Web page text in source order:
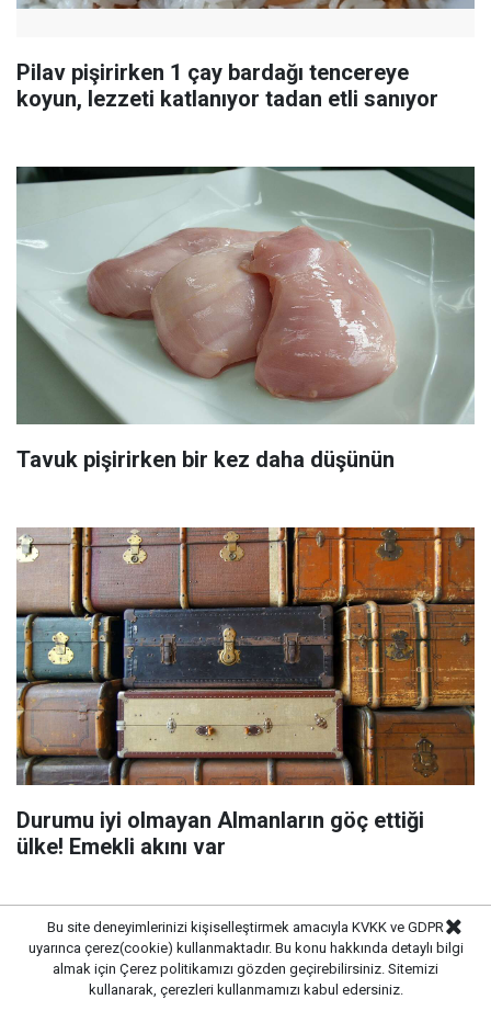
Pilav pişirirken 1 çay bardağı tencereye
koyun, lezzeti katlanıyor tadan etli sanıyor
Tavuk pişirirken bir kez daha düşünün
Durumu iyi olmayan Almanların göç ettiği
ülke! Emekli akını var
Bu site deneyimlerinizi kişiselleştirmek amacıyla KVKK ve GDPR
uyarınca çerez(cookie) kullanmaktadır. Bu konu hakkında detaylı bilgi
almak için Çerez politikamızı gözden geçirebilirsiniz. Sitemizi
kullanarak, çerezleri kullanmamızı kabul edersiniz.